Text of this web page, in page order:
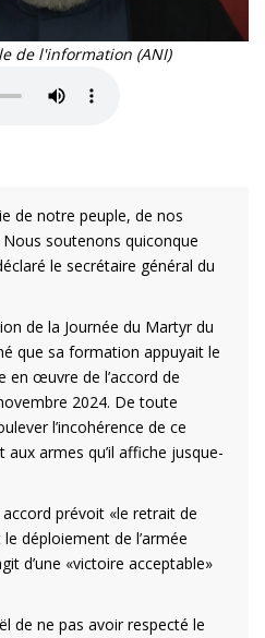
de l'information (ANI)
de notre peuple, de nos
soutenons quiconque
le secrétaire général du
de la Journée du Martyr du
que sa formation appuyait le
en œuvre de l’accord de
2024. De toute
l’incohérence de ce
aux armes qu’il affiche jusque-
prévoit «le retrait de
déploiement de l’armée
d’une «victoire acceptable»
de ne pas avoir respecté le